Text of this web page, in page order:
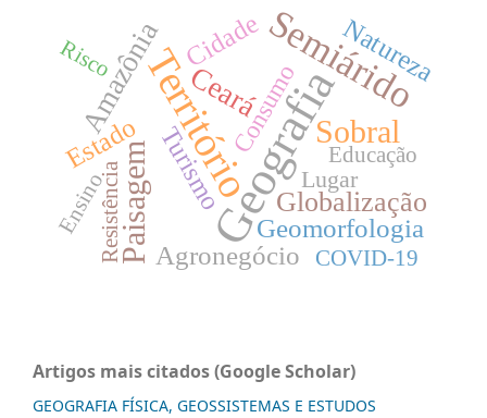
Geografia
TerritórioSemiárido
Sobral
Paisagem
Ceará
Amazônia
Globalização
Geomorfologia
Agronegócio
Turismo
Cidade Natureza
Estado Consumo
Lugar
Resistência
Risco
Educação
Ensino
COVID-19
Artigos mais citados (Google Scholar)
GEOGRAFIA FÍSICA, GEOSSISTEMAS E ESTUDOS